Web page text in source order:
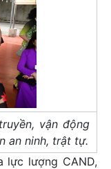
vận động
an ninh, trật tự.
lực lượng CAND,